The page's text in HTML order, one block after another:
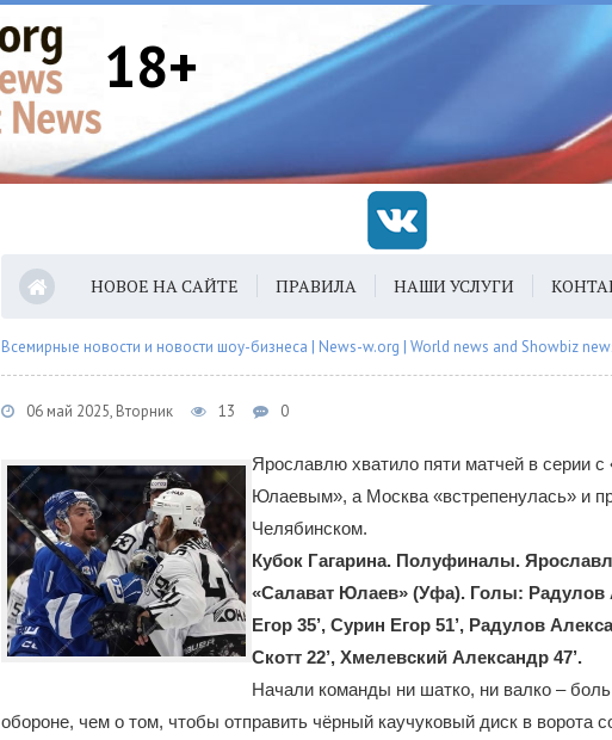
18+
НОВОЕ НА САЙТЕ ПРАВИЛА НАШИ УСЛУГИ
Всемирные новости и новости шоу-бизнеса | News-w.org | World news and Showbiz
06 май 2025, Вторник 13 0
Ярославлю хватило пяти матчей в серии
Юлаевым», а Москва «встрепенулась» и
Челябинском.
Кубок Гагарина. Полуфиналы.
«Салават Юлаев» (Уфа). Голы: Радулов
Егор 35’, Сурин Егор 51’, Радулов
Скотт 22’, Хмелевский Александр 47’.
Начали команды ни шатко, ни валко –
обороне, чем о том, чтобы отправить чёрный каучуковый диск в ворота